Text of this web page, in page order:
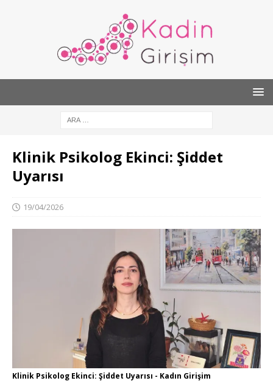
Klinik Psikolog Ekinci: Şiddet
Uyarısı
19/04/2026
Klinik Psikolog Ekinci: Şiddet Uyarısı - Kadın Girişim